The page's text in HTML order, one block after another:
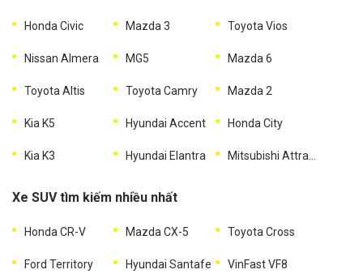
Honda Civic Mazda 3 Toyota Vios
Nissan Almera MG5 Mazda 6
Toyota Altis Toyota Camry Mazda 2
Kia K5 Hyundai Accent Honda City
Kia K3 Hyundai Elantra Mitsubishi Attrage
Xe SUV tìm kiếm nhiều nhất
Honda CR-V Mazda CX-5 Toyota Cross
Ford Territory Hyundai Santafe VinFast VF8